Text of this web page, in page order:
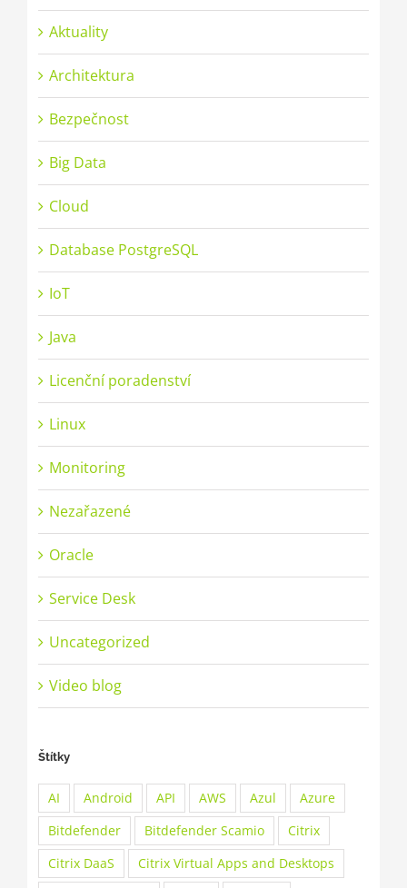
Aktuality
Architektura
Bezpečnost
Big Data
Cloud
Database PostgreSQL
IoT
Java
Licenční poradenství
Linux
Monitoring
Nezařazené
Oracle
Service Desk
Uncategorized
Video blog
Štítky
AI Android API AWS Azul
Azure
Bitdefender
Bitdefender Scamio
Citrix
Citrix DaaS
Citrix Virtual Apps and Desktops